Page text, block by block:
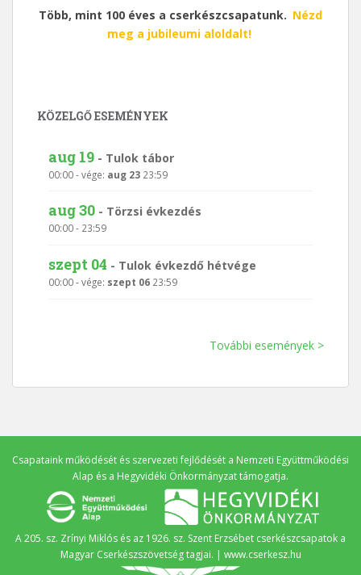
Több, mint 100 éves a cserkészcsapatunk. Nézd
meg a jubileumi aloldalt!
KÖZELGŐ ESEMÉNYEK
aug 19 - Tulok tábor
00:00- vége: aug 23 23:59
aug 30 - Törzsi évkezdés
00:00- 23:59
szept 04 - Tulok évkezdő hétvége
00:00- vége: szept 06 23:59
További események >
Csapataink működését és szervezeti fejlődését a Nemzeti Együttműködési
Alap és a Hegyvidéki Önkormányzattámogatja.
A 205. sz. Zrínyi Miklós és az 1926. sz. Szent Erzsébet cserkészcsapatok a
Magyar Cserkészszövetség tagjai. | www.cserkesz.hu